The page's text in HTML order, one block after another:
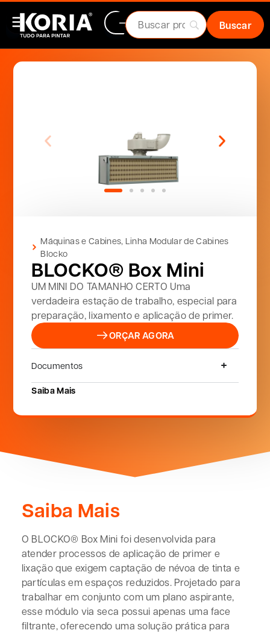
Máquinas e Cabines, Linha Modular de Cabines
Blocko
BLOCKO® Box Mini
UM MINI DO TAMANHO CERTO Uma
verdadeira estação de trabalho, especial para
preparação, lixamento e aplicação de primer.
ORÇAR AGORA
Documentos
Saiba Mais
Saiba Mais
O BLOCKO® Box Mini foi desenvolvida para
atender processos de aplicação de primer e
lixação que exigem captação de névoa de tinta e
partículas em espaços reduzidos. Projetado para
trabalhar em conjunto com um plano aspirante,
esse módulo via seca possui apenas uma face
filtrante, oferecendo uma solução prática para